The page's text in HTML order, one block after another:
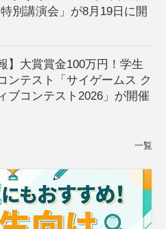
別講演会」が8月19日に開
】大賞賞金100万円！学生
ンテスト「サイゲームス ク
ブコンテスト2026」が開催
一覧